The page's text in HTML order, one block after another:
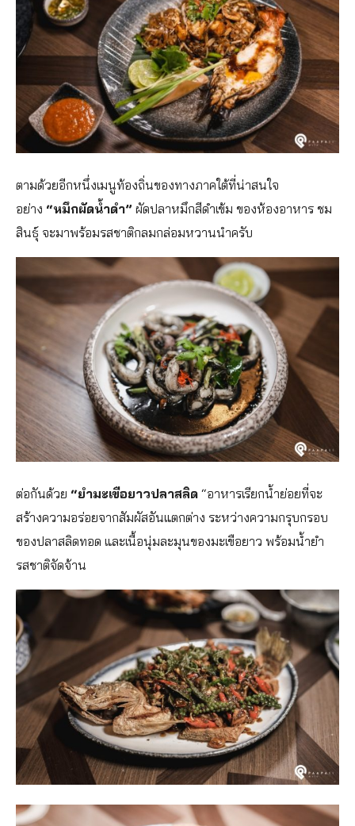
ตามด้วยอีกหนึ่งเมนูท้องถิ่นของทางภาคใต้ที่น่าสนใจ
อย่าง “หมึกผัดน้ำดำ” ผัดปลาหมึกสีดำเข้ม ของห้องอาหาร ชม
สินธุ์ จะมาพร้อมรสชาติกลมกล่อมหวานนำครับ
ต่อกันด้วย “ยำมะเขือยาวปลาสลิด “อาหารเรียกน้ำย่อยที่จะ
สร้างความอร่อยจากสัมผัสอันแตกต่าง ระหว่างความกรุบกรอบ
ของปลาสลิดทอด และเนื้อนุ่มละมุนของมะเขือยาว พร้อมน้ำยำ
รสชาติจัดจ้าน